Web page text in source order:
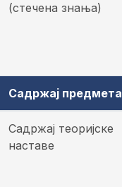
(стечена знања)
Садржај предмета
Садржај теоријске
наставе